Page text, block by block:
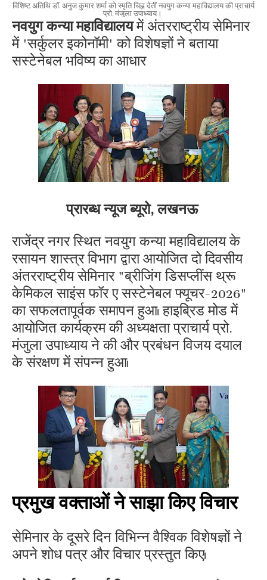
विशिष्ट अतिथि डॉ. अनुज कुमार शर्मा को स्मृति चिह्न देतीं नवयुग कन्या महाविद्यालय की प्राचार्य
प्रो. मंजुला उपाध्याय।
नवयुग कन्या महाविद्यालयमें अंतरराष्ट्रीय सेमिनार
में 'सर्कुलर इकोनॉमी' को विशेषज्ञों ने बताया
सस्टेनेबल भविष्य का आधार
प्रारब्ध न्यूज ब्यूरो, लखनऊ
राजेंद्र नगर स्थित नवयुग कन्या महाविद्यालय के
रसायन शास्त्र विभाग द्वारा आयोजित दो दिवसीय
अंतरराष्ट्रीय सेमिनार "ब्रीजिंग डिसप्लींस थ्रू
केमिकल साइंस फॉर ए सस्टेनेबल फ्यूचर-2026"
का सफलतापूर्वक समापन हुआ। हाइब्रिड मोड में
आयोजित कार्यक्रम की अध्यक्षता प्राचार्य प्रो.
मंजुला उपाध्याय ने की और प्रबंधन विजय दयाल
के संरक्षण में संपन्न हुआ।
प्रमुख वक्ताओं ने साझा किए विचार
सेमिनार के दूसरे दिन विभिन्न वैश्विक विशेषज्ञों ने
अपने शोध पत्र और विचार प्रस्तुत किए।